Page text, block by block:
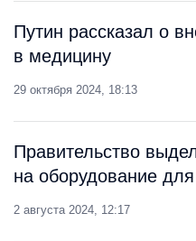
Путин рассказал о
в медицину
29 октября 2024, 18:13
Правительство
на оборудование
2 августа 2024, 12:17